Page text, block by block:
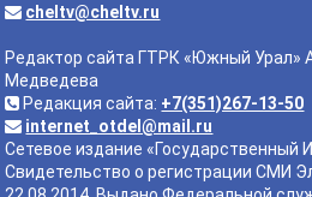
cheltv@cheltv.ru
Редактор сайта ГТРК «Южный Урал»
Медведева
Редакция сайта: +7(351)267-13-50
internet_otdel@mail.ru
Сетевое издание «Государственный
Свидетельство о регистрации СМИ